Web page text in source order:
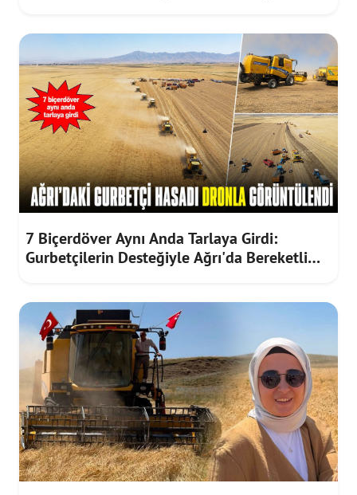
7 Biçerdöver Aynı Anda Tarlaya Girdi:
Gurbetçilerin Desteğiyle Ağrı'da Bereketli